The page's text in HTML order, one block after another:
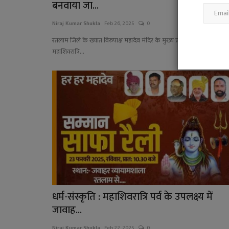
बनवाया जा...
Niraj Kumar Shukla Feb 26, 2025 0
रतलाम जिले के ख्यात विरुपाक्ष महादेव मंदिर के मुख्य प्रवेश द्वार का
महाशिवरात्रि...
धर्म-संस्कृति : महाशिवरात्रि पर्व के उपलक्ष्य में
जावाह...